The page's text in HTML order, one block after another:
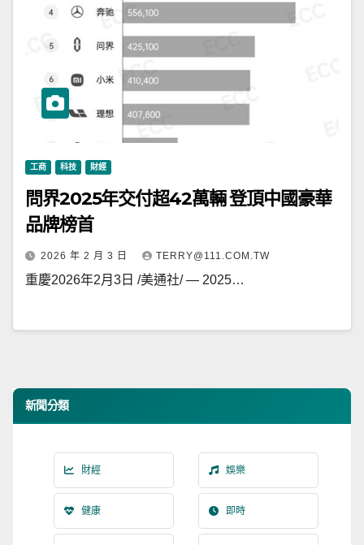
工商 科技 財經
問界2025年交付超42萬輛 登頂中國豪華
品牌榜首
2026 年 2 月 3 日 TERRY@111.COM.TW
重慶2026年2月3日 /美通社/ — 2025…
新聞分類
財經 娛樂
健康 即時